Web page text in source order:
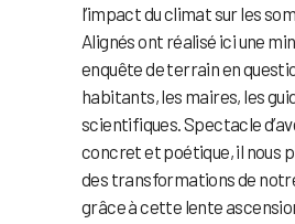
l’impact du climat sur les
Alignés ont réalisé ici une
enquête de terrain en
habitants, les maires, les
scientifiques. Spectacle
concret et poétique, il nous
des transformations de
grâce à cette lente